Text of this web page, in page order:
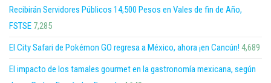
Recibirán Servidores Públicos 14,500 Pesos en Vales de fin de Año,
FSTSE 7,285
El City Safari de Pokémon GO regresa a México, ahora ¡en Cancún! 4,689
El impacto de los tamales gourmet en la gastronomía mexicana, según